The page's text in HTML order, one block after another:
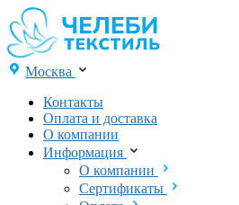
Москва
Контакты
Оплата и доставка
О компании
Информация
О компании
Сертификаты